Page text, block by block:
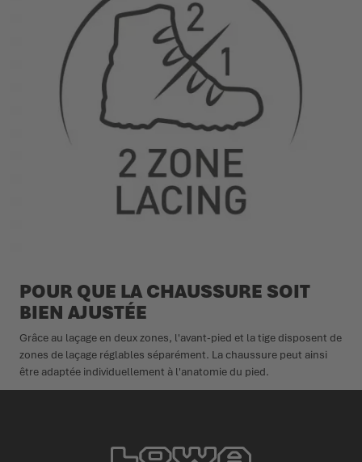
POUR QUE LA CHAUSSURE SOIT
BIEN AJUSTÉE
Grâce au laçage en deux zones, l'avant-pied et la tige disposent de
zones de laçage réglables séparément. La chaussure peut ainsi
être adaptée individuellement à l'anatomie du pied.